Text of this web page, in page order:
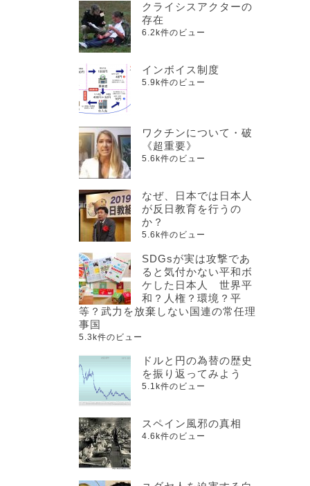
クライシスアクターの
存在
6.2k件のビュー
インボイス制度
5.9k件のビュー
ワクチンについて・破
《超重要》
5.6k件のビュー
なぜ、日本では日本人
が反日教育を行うの
か？
5.6k件のビュー
SDGsが実は攻撃であ
ると気付かない平和ボ
ケした日本人 世界平
和？人権？環境？平
等？武力を放棄しない国連の常任理
事国
5.3k件のビュー
ドルと円の為替の歴史
を振り返ってみよう
5.1k件のビュー
スペイン風邪の真相
4.6k件のビュー